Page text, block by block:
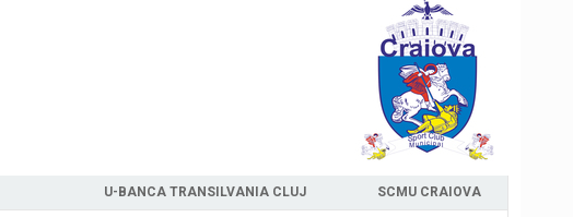
U-BANCA TRANSILVANIA CLUJ SCMU CRAIOVA